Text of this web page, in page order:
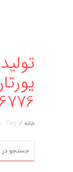
خانه / Tag: تولیدکننده پلی یورتان